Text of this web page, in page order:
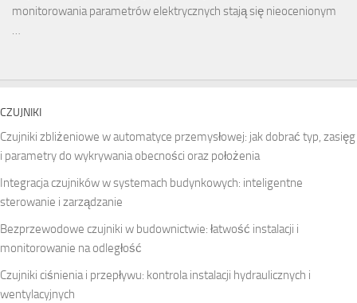
monitorowania parametrów elektrycznych stają się nieocenionym
…
CZUJNIKI
Czujniki zbliżeniowe w automatyce przemysłowej: jak dobrać typ, zasięg
i parametry do wykrywania obecności oraz położenia
Integracja czujników w systemach budynkowych: inteligentne
sterowanie i zarządzanie
Bezprzewodowe czujniki w budownictwie: łatwość instalacji i
monitorowanie na odległość
Czujniki ciśnienia i przepływu: kontrola instalacji hydraulicznych i
wentylacyjnych